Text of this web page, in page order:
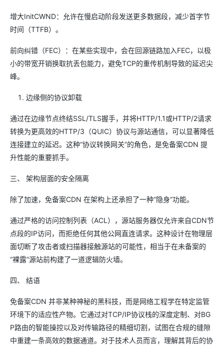
增大InitCWND：允许在慢启动阶段发送更多数据段，减少首字节
时间（TTFB）。
前向纠错（FEC）：在某些实现中，会在回源链路加入FEC，以极
小的带宽开销换取抗丢包能力，避免TCP的重传机制导致的延迟尖
峰。
边缘侧的协议卸载
通过在边缘节点终结SSL/TLS握手，并将HTTP/1.1或HTTP/2请求
转换为更高效的HTTP/3（QUIC）协议与源站通信，可以显著降低
连接建立的延迟。这种“协议转换网关”的角色，是免备案CDN​ 提
升性能的重要抓手。
三、 架构层面的安全隔离
除了加速，免备案CDN​ 在架构上还承担了一种“隐身”功能。
通过严格的访问控制列表（ACL），源站服务器仅允许来自CDN节
点段的IP访问，而拒绝任何其他公网直连请求。这种设计在物理层
面切断了攻击者或扫描器接触源站的可能性，相当于在未备案的
“裸露”源站前构建了一道逻辑防火墙。
四、 结语
免备案CDN​ 并非某种神秘的黑科技，而是网络工程学在特定监管
环境下的适应性产物。它通过对TCP/IP协议栈的深度定制、对BG
P路由的智能操控以及对传输路径的精细切割，试图在合规的缝隙
中重建一条高效的数据通道。对于技术人员而言，理解其背后的协